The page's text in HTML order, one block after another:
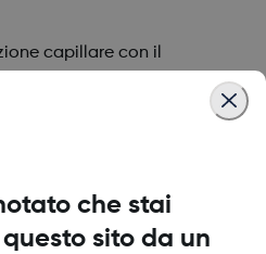
capillare con il
sistema Dexcom,
che stai
sito da un